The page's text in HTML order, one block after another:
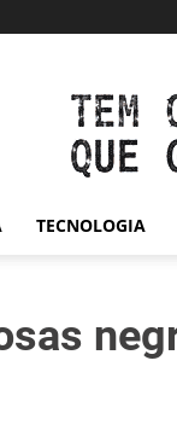
TECNOLOGIA